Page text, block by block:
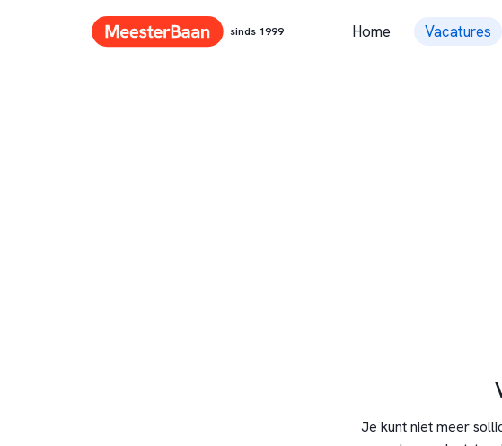
sinds 1999 Home Vacatures
Je kunt niet meer